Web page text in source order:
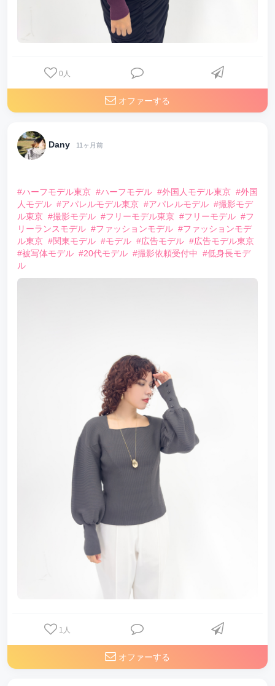
0 人
オファーする
Dany 11ヶ月前
#ハーフモデル東京 #ハーフモデル #外国人モデル東京 #外国
人モデル #アパレルモデル東京 #アパレルモデル #撮影モデ
ル東京 #撮影モデル #フリーモデル東京 #フリーモデル #フ
リーランスモデル #ファッションモデル #ファッションモデ
ル東京 #関東モデル #モデル #広告モデル #広告モデル東京
#被写体モデル #20代モデル #撮影依頼受付中
#低身長モデ
ル
1 人
オファーする